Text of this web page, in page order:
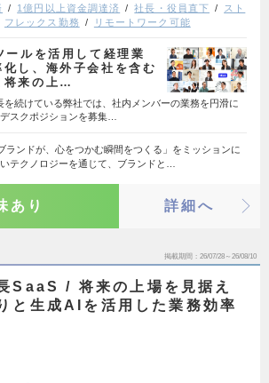
1億円以上資金調達済 社長・役員直下
スト
フレックス勤務 リモートワーク可能
ルを活用して経理業
し、海外子会社を含む
将来の上…
を続けている弊社では、社内メンバーの業務を円滑に
スクポジションを募集…
ランドが、心をつかむ瞬間をつくる」をミッションに
テクノロジーを通じて、ブランドと…
あり 詳細へ
掲載期間 26/07/28～26/08/10
SaaS / 将来の上場を見据え
と生成AIを活用した業務効率